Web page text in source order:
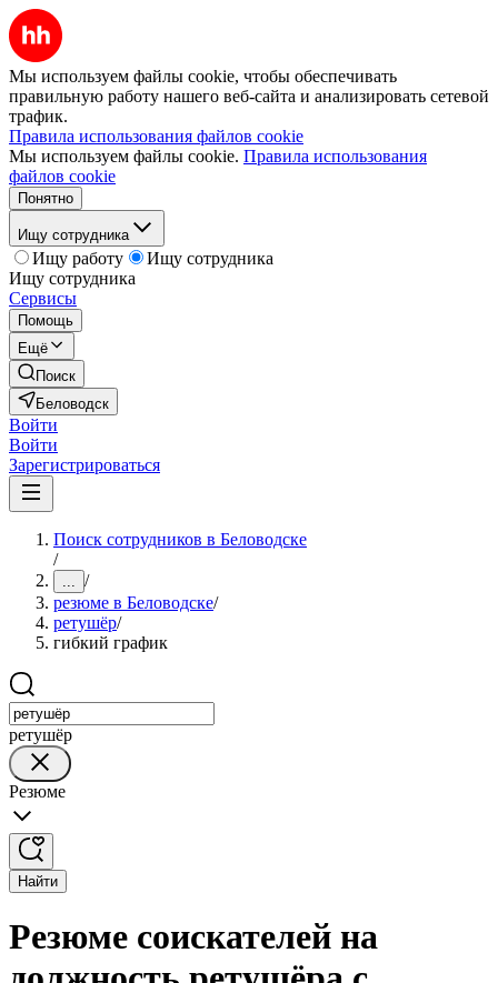
Мы используем файлы cookie, чтобы обеспечивать
правильную работу нашего веб-сайта и анализировать сетевой
трафик.
Правила использования файлов cookie
Мы используем файлы cookie. Правила использования
файлов cookie
Понятно
Ищу сотрудника
Ищу работу
Ищу сотрудника
Ищу сотрудника
Сервисы
Помощь
Ещё
Поиск
Беловодск
Войти
Войти
Зарегистрироваться
Поиск сотрудников в Беловодске
/
... /
резюме в Беловодске/
ретушёр/
гибкий график
ретушёр
Резюме
Найти
Резюме соискателей на